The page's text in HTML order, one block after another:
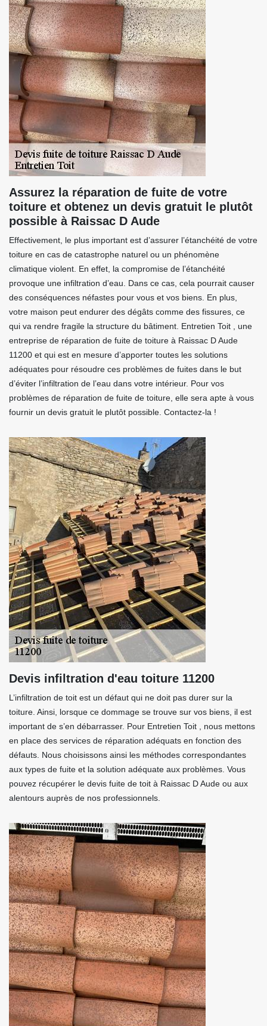
Assurez la réparation de fuite de votre
toiture et obtenez un devis gratuit le plutôt
possible à Raissac D Aude
Effectivement, le plus important est d’assurer l’étanchéité de votre
toiture en cas de catastrophe naturel ou un phénomène
climatique violent. En effet, la compromise de l’étanchéité
provoque une infiltration d’eau. Dans ce cas, cela pourrait causer
des conséquences néfastes pour vous et vos biens. En plus,
votre maison peut endurer des dégâts comme des fissures, ce
qui va rendre fragile la structure du bâtiment. Entretien Toit , une
entreprise de réparation de fuite de toiture à Raissac D Aude
11200 et qui est en mesure d’apporter toutes les solutions
adéquates pour résoudre ces problèmes de fuites dans le but
d’éviter l’infiltration de l’eau dans votre intérieur. Pour vos
problèmes de réparation de fuite de toiture, elle sera apte à vous
fournir un devis gratuit le plutôt possible. Contactez-la !
Devis infiltration d'eau toiture 11200
L’infiltration de toit est un défaut qui ne doit pas durer sur la
toiture. Ainsi, lorsque ce dommage se trouve sur vos biens, il est
important de s’en débarrasser. Pour Entretien Toit , nous mettons
en place des services de réparation adéquats en fonction des
défauts. Nous choisissons ainsi les méthodes correspondantes
aux types de fuite et la solution adéquate aux problèmes. Vous
pouvez récupérer le devis fuite de toit à Raissac D Aude ou aux
alentours auprès de nos professionnels.